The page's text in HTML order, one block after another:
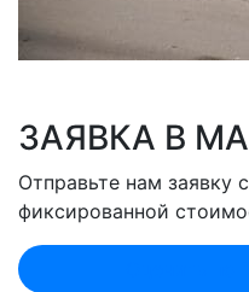
ЗАЯВКА В
Отправьте нам заявку
фиксированной